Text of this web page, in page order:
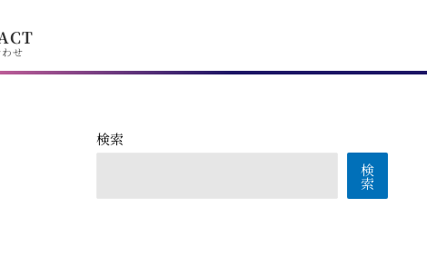
せ
検索
検
索